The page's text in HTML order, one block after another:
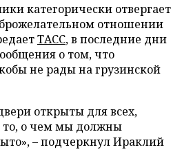
категорически отвергает
отношении
ТАСС, в последние дни
о том, что
не рады на грузинской
открыты для всех,
то, о чем мы должны
– подчеркнул Ираклий